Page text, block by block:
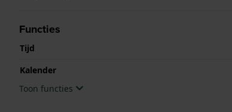
Functies
Tijd
Kalender
Toon functies